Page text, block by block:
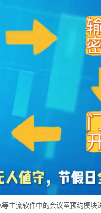
主流软件中的会议室预约模块